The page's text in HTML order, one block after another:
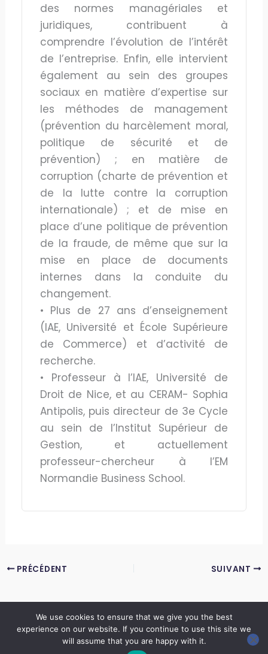
des normes managériales et
juridiques, contribuent à
comprendre l’évolution de l’intérêt
de l’entreprise. Enfin, elle intervient
également au sein des groupes
sociaux en matière d’expertise sur
les méthodes de management
(prévention du harcèlement moral,
politique de sécurité et de
prévention) ; en matière de
corruption (charte de prévention et
de la lutte contre la corruption
internationale) ; et de mise en
place d’une politique de prévention
de la fraude, de même que sur la
mise en place de documents
internes dans la conduite du
changement.
• Plus de 27 ans d’enseignement
(IAE, Université et École Supérieure
de Commerce) et d’activité de
recherche.
• Professeur à l’IAE, Université de
Droit de Nice, et au CERAM- Sophia
Antipolis, puis directeur de 3e Cycle
au sein de l’Institut Supérieur de
Gestion, et actuellement
professeur-chercheur à l’EM
Normandie Business School.
PRÉCÉDENT SUIVANT
Copyright © 2026 LES ANNALES DES MINES | Powered byThème WordPress Astra
We use cookies to ensure that we give you the best
experience on our website. If you continue to use this site we
will assume that you are happy with it.